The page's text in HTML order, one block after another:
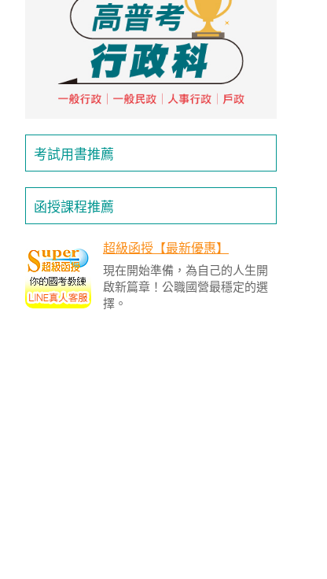
考試用書推薦
函授課程推薦
超級函授【最新優惠】
現在開始準備，為自己的人生開
啟新篇章！公職國營最穩定的選
擇。